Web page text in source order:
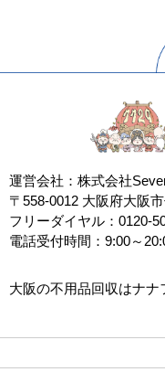
運営会社：株式会社
〒558-0012 大阪府大阪
フリーダイヤル：0120-
電話受付時間：9:00～
大阪の不用品回収はナ